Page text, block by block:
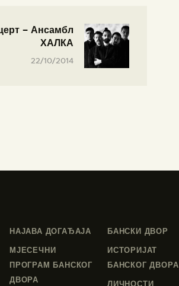
– Ансамбл
ХАЛКА
22/10/2014
НАЈАВА ДОГАЂАЈА
МЈЕСЕЧНИ
ПРОГРАМ БАНСКОГ
ДВОРА
БАНСКИ ДВОР
ИСТОРИЈАТ
БАНСКОГ ДВОРА
ЛИЧНОСТИ